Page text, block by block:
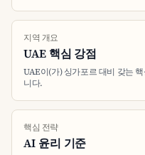
지역 개요
UAE 핵심 강점
UAE이(가) 싱가포르 대비 갖는
니다.
핵심 전략
AI 윤리 기준